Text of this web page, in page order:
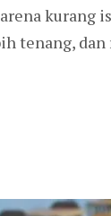
kurang
tenang,